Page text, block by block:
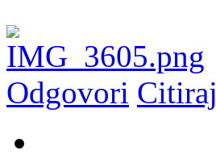
Odgovori Citiraj